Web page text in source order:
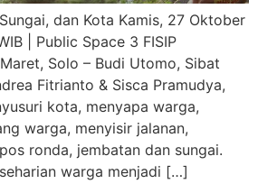
dan Kota Kamis, 27 Oktober
| Public Space 3 FISIP
Solo – Budi Utomo, Sibat
Fitrianto & Sisca Pramudya,
kota, menyapa warga,
warga, menyisir jalanan,
ronda, jembatan dan sungai.
warga menjadi […]